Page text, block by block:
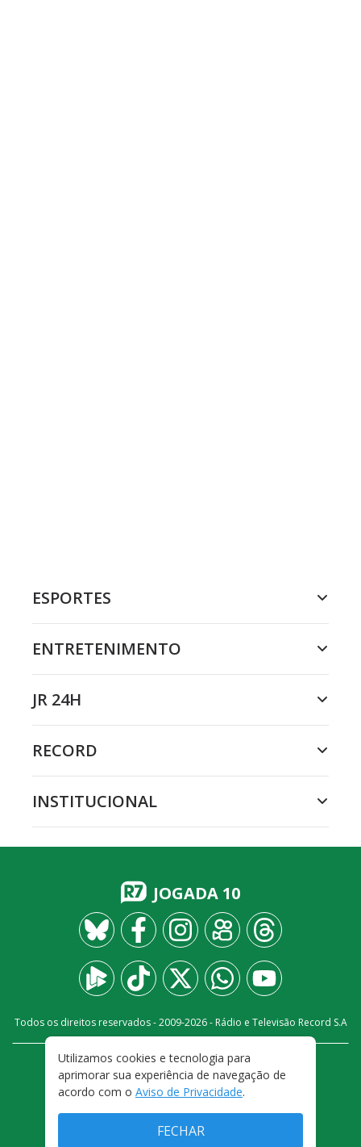
ESPORTES
ENTRETENIMENTO
JR 24H
RECORD
INSTITUCIONAL
JOGADA 10
Todos os direitos reservados - 2009-2026- Rádio e Televisão Record S.A
FALE CONOSCO
PRIVACIDADE
TERMOS E CONDIÇÕES DE USO
Utilizamos cookies e tecnologia para
aprimorar sua experiência de navegação de
acordo com o Aviso de Privacidade.
FECHAR